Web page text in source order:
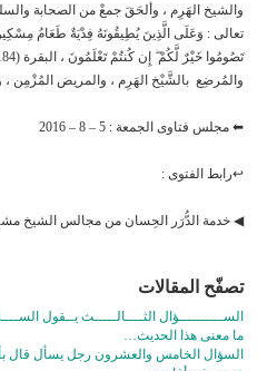
والشيخ الهَرِم ، وألحَقَ جمعْ من الصحابة
تعالى : وَعَلَى الَّذِينَ يُطِيقُونَهُ فِدْيَةٌ طَعَامُ
والمُرضِع بالشَّيْخ الهَرِم ، والمريض المُزْمِن ،
⬅ مجلس فتاوى الجمعة : 5 – 8 – 2016
↩رابط الفتوى :
◀ خدمة الدُّرَر الحِسان من مجالس الشيخ
تصفّح المقالات
الســــــــــؤال الثــــالـــــث يــقول
ما معنى هذا الحديث…
السؤال الخامس والعشرون رجل يسأل قال